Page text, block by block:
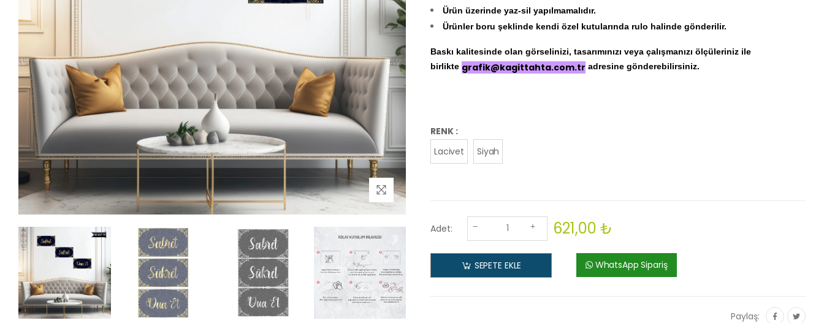
Ürün üzerinde yaz-sil yapılmamalıdır.
Ürünler boru şeklinde kendi özel kutularında rulo halinde gönderilir.
Baskı kalitesinde olan görselinizi, tasarımınızı veya çalışmanızı ölçüleriniz ile
birlikte grafik@kagittahta.com.tr adresine gönderebilirsiniz.
RENK :
Lacivet
Siyah
Adet: 621,00 ₺
SEPETE EKLE WhatsApp Sipariş
Paylaş: